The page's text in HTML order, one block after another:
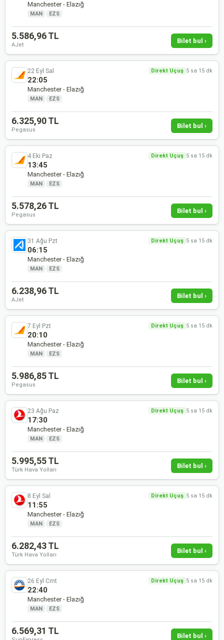
Manchester - Elazığ
MAN · EZS
5.586,96 TL
AJet
Bilet bul ›
22 Eyl Sal Direkt Uçuş 5 sa 15 dk
22:05
Manchester - Elazığ
MAN · EZS
6.325,90 TL
Pegasus
Bilet bul ›
4 Eki Paz Direkt Uçuş 5 sa 15 dk
13:45
Manchester - Elazığ
MAN · EZS
5.578,26 TL
Pegasus
Bilet bul ›
31 Ağu Pzt Direkt Uçuş 5 sa 15 dk
06:15
Manchester - Elazığ
MAN · EZS
6.238,96 TL
AJet
Bilet bul ›
7 Eyl Pzt Direkt Uçuş 5 sa 15 dk
20:10
Manchester - Elazığ
MAN · EZS
5.986,85 TL
Pegasus
Bilet bul ›
23 Ağu Paz Direkt Uçuş 5 sa 15 dk
17:30
Manchester - Elazığ
MAN · EZS
5.995,55 TL
Türk Hava Yolları
Bilet bul ›
8 Eyl Sal Direkt Uçuş 5 sa 15 dk
11:55
Manchester - Elazığ
MAN · EZS
6.282,43 TL
Türk Hava Yolları
Bilet bul ›
26 Eyl Cmt Direkt Uçuş 5 sa 15 dk
22:40
Manchester - Elazığ
MAN · EZS
6.569,31 TL Bilet bul ›